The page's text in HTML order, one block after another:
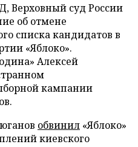
Верховный суд России
об отмене
списка кандидатов в
«Яблоко».
Алексей
кампании
обвинил «Яблоко»
киевского